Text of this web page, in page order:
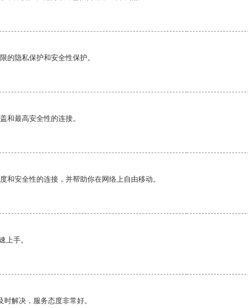
的隐私保护和安全性保护。
和最高安全性的连接。
和安全性的连接，并帮助你在网络上自由移动。
上手。
解决，服务态度非常好。